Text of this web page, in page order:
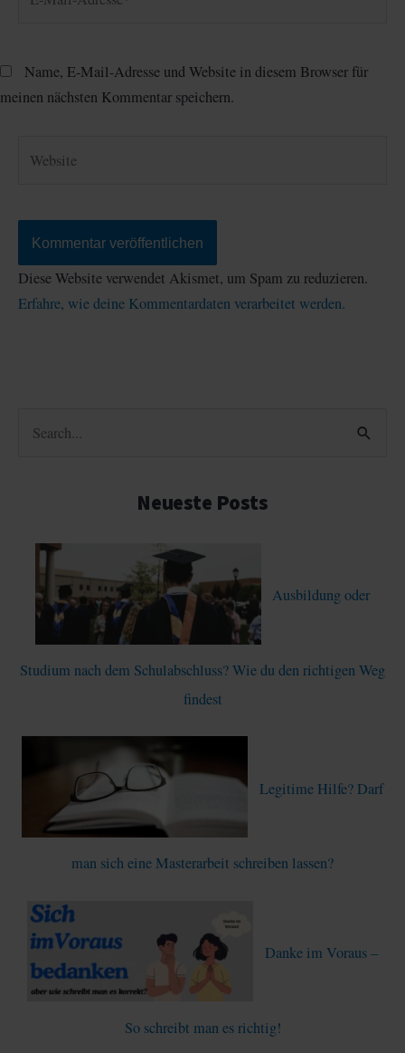
Mail-
Name, E-Mail-Adresse und Website in diesem Browser für
meinen nächsten Kommentar speichern.
Diese Website verwendet Akismet, um Spam zu reduzieren.
Erfahre, wie deine Kommentardaten verarbeitet werden.
Neueste Posts
Ausbildung oder
Studium nach dem Schulabschluss? Wie du den richtigen Weg
findest
Legitime Hilfe? Darf
man sich eine Masterarbeit schreiben lassen?
Danke im Voraus –
So schreibt man es richtig!